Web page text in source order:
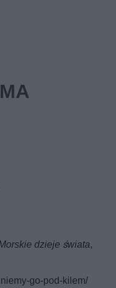
dzieje świata,
go-pod-kilem/